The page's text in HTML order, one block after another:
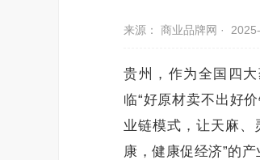
来源： 商业品牌网 ·
贵州，作为全国四
临“好原材卖不出好
业链模式，让天麻、
康，健康促经济”的产